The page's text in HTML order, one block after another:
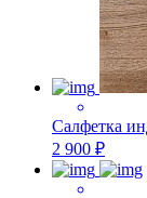
Салфетка
2 900 ₽